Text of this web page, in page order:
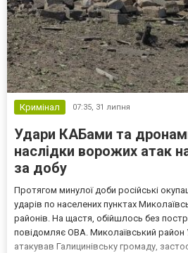
Кримінал 07:35, 31 липня
Удари КАБами та
наслідки ворожих атак
за добу
Протягом минулої доби російські
ударів по населених пунктах
районів. На щастя, обійшлось без
повідомляє ОВА. Миколаївський
атакував Галицинівську громаду,